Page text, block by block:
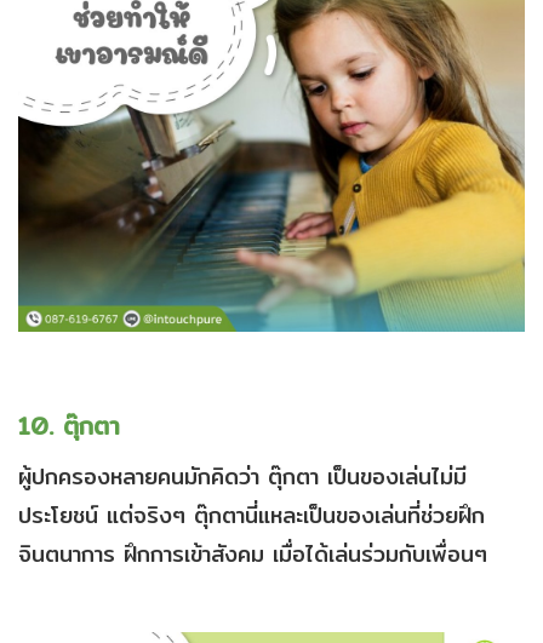
10. ตุ๊กตา
ผู้ปกครองหลายคนมักคิดว่า ตุ๊กตา เป็นของเล่นไม่มี
ประโยชน์ แต่จริงๆ ตุ๊กตานี่แหละเป็นของเล่นที่ช่วยฝึก
จินตนาการ ฝึกการเข้าสังคม เมื่อได้เล่นร่วมกับเพื่อนๆ